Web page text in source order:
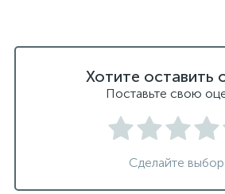
Хотите оставить
Поставьте свою
Сделайте